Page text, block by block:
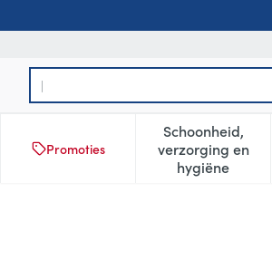
Product, merk, categorie...
Promoties
Schoonheid,
verzorging en
hygiëne
Toon